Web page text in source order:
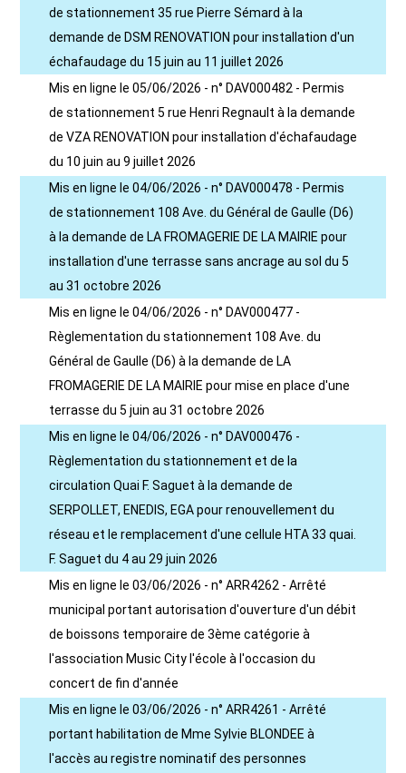
de stationnement 35 rue Pierre Sémard à la
demande de DSM RENOVATION pour installation d'un
échafaudage du 15 juin au 11 juillet 2026
Mis en ligne le 05/06/2026 - n° DAV000482 - Permis
de stationnement 5 rue Henri Regnault à la demande
de VZA RENOVATION pour installation d'échafaudage
du 10 juin au 9 juillet 2026
Mis en ligne le 04/06/2026 - n° DAV000478 - Permis
de stationnement 108 Ave. du Général de Gaulle (D6)
à la demande de LA FROMAGERIE DE LA MAIRIE pour
installation d'une terrasse sans ancrage au sol du 5
au 31 octobre 2026
Mis en ligne le 04/06/2026 - n° DAV000477 -
Règlementation du stationnement 108 Ave. du
Général de Gaulle (D6) à la demande de LA
FROMAGERIE DE LA MAIRIE pour mise en place d'une
terrasse du 5 juin au 31 octobre 2026
Mis en ligne le 04/06/2026 - n° DAV000476 -
Règlementation du stationnement et de la
circulation Quai F. Saguet à la demande de
SERPOLLET, ENEDIS, EGA pour renouvellement du
réseau et le remplacement d'une cellule HTA 33 quai.
F. Saguet du 4 au 29 juin 2026
Mis en ligne le 03/06/2026 - n° ARR4262 - Arrêté
municipal portant autorisation d'ouverture d'un débit
de boissons temporaire de 3ème catégorie à
l'association Music City l'école à l'occasion du
concert de fin d'année
Mis en ligne le 03/06/2026 - n° ARR4261 - Arrêté
portant habilitation de Mme Sylvie BLONDEE à
l'accès au registre nominatif des personnes